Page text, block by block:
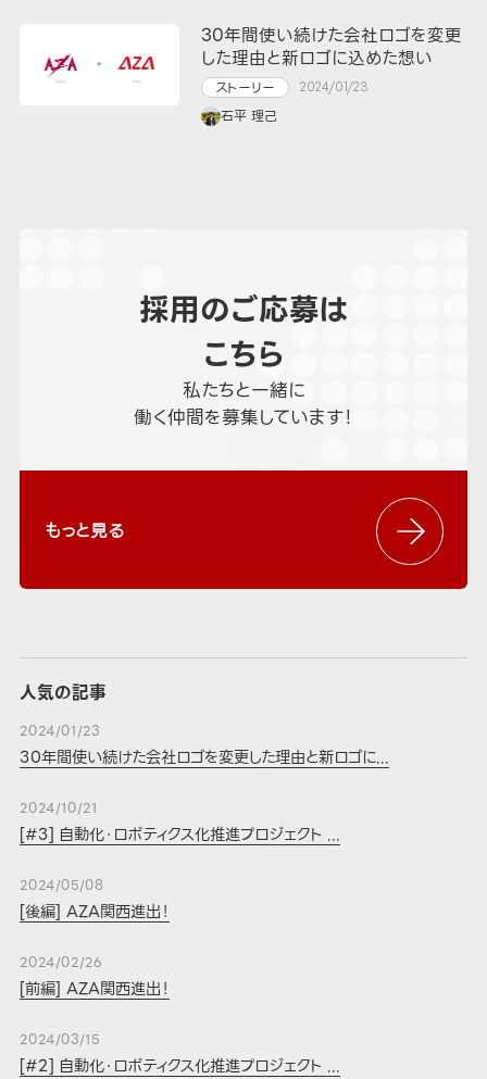
30年間使い続けた会社ロゴを変更
した理由と新ロゴに込めた想い
ストーリー 2024/01/23
石平 理己
採用のご応募は
こちら
私たちと一緒に
働く仲間を募集しています！
もっと見る
人気の記事
2024/01/23
30年間使い続けた会社ロゴを変更した理由と新ロゴに...
2024/10/21
[#3] 自動化・ロボティクス化推進プロジェクト ...
2024/05/08
[後編] AZA関西進出！
2024/02/26
[前編] AZA関西進出！
2024/03/15
[#2] 自動化・ロボティクス化推進プロジェクト ...